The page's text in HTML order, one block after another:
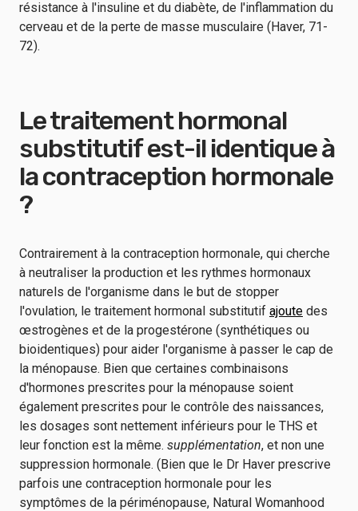
résistance à l'insuline et du diabète, de l'inflammation du
cerveau et de la perte de masse musculaire (Haver, 71-
72).
Le traitement hormonal
substitutif est-il identique à
la contraception hormonale
?
Contrairement à la contraception hormonale, qui cherche
à neutraliser la production et les rythmes hormonaux
naturels de l'organisme dans le but de stopper
l'ovulation, le traitement hormonal substitutif ajoute des
œstrogènes et de la progestérone (synthétiques ou
bioidentiques) pour aider l'organisme à passer le cap de
la ménopause. Bien que certaines combinaisons
d'hormones prescrites pour la ménopause soient
également prescrites pour le contrôle des naissances,
les dosages sont nettement inférieurs pour le THS et
leur fonction est la même. supplémentation, et non une
suppression hormonale. (Bien que le Dr Haver prescrive
parfois une contraception hormonale pour les
symptômes de la périménopause, Natural Womanhood